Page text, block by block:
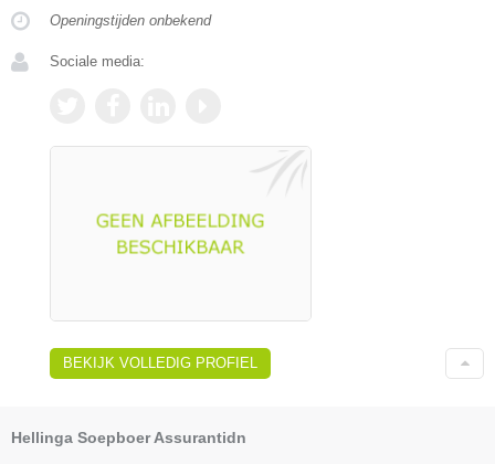
Openingstijden onbekend
Sociale media:
BEKIJK VOLLEDIG PROFIEL
Hellinga Soepboer Assurantidn